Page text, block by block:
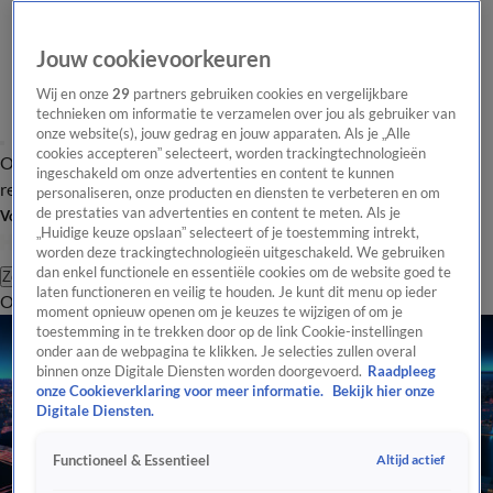
Overzicht Laatste nieuws Regionieuws Het beste van Hart
Tip de
redactie
Volg Hart van Nederland
Zoeken
OverzichtRegioUitzendingenWeerTip de redactiePanelVideo's
Jouw cookievoorkeuren
Wij en onze29 partners gebruiken cookies en vergelijkbare
technieken om informatie te verzamelen over jou als gebruiker van
onze website(s), jouw gedrag en jouw apparaten. Als je „Alle
cookies accepteren” selecteert, worden trackingtechnologieën
ingeschakeld om onze advertenties en content te kunnen
personaliseren, onze producten en diensten te verbeteren en om
de prestaties van advertenties en content te meten. Als je
„Huidige keuze opslaan” selecteert of je toestemming intrekt,
worden deze trackingtechnologieën uitgeschakeld. We gebruiken
dan enkel functionele en essentiële cookies om de website goed te
laten functioneren en veilig te houden. Je kunt dit menu op ieder
moment opnieuw openen om je keuzes te wijzigen of om je
toestemming in te trekken door op de link Cookie-instellingen
onder aan de webpagina te klikken. Je selecties zullen overal
binnen onze Digitale Diensten worden doorgevoerd. Raadpleeg
onze Cookieverklaring voor meer informatie.
Bekijk hier onze
Digitale Diensten.
Functioneel & Essentieel Altijd actief